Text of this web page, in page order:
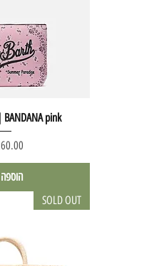
pink
מחיר
SOLD OUT